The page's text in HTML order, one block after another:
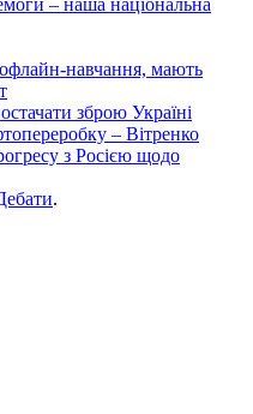
– наша національна
офлайн-навчання, мають
зброю Україні
– Вітренко
з Росією щодо
.